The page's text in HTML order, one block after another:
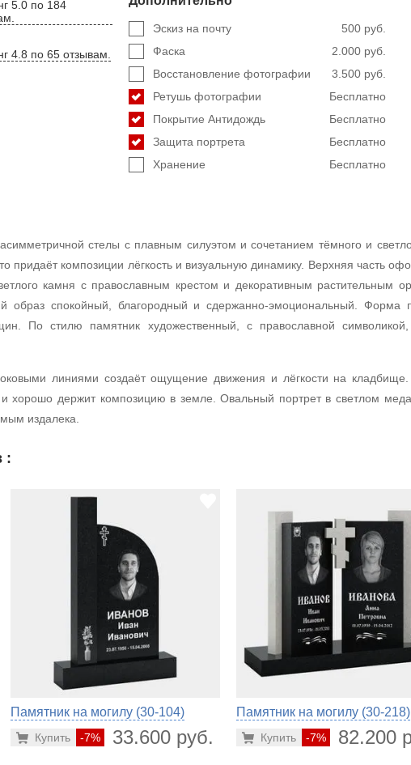
5.0 по 184
4.8 по 65 отзывам.
500 руб.
Эскиз на почту
2.000 руб.
Фаска
3.500 руб.
Восстановление фотографии
Бесплатно
Ретушь фотографии
Бесплатно
Покрытие Антидождь
Бесплатно
Защита портрета
Бесплатно
Хранение
стелы с плавным силуэтом и сочетанием тёмного и
придаёт композиции лёгкость и визуальную динамику. Верхняя часть
камня с православным крестом и декоративным растительным
образ спокойный, благородный и сдержанно-эмоциональный. Форма
По стилю памятник художественный, с православной символикой,
линиями создаёт ощущение движения и лёгкости на
хорошо держит композицию в земле. Овальный портрет в светлом
издалека.
:
Памятник на могилу (30-104)
-7% 33.600 руб.
Купить
Памятник на могилу (30-218)
-7% 82.200
Купить